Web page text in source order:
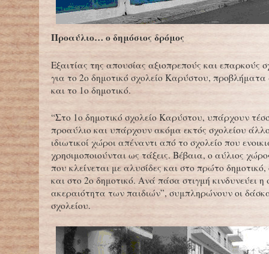
Προαύλιο… ο δημόσιος δρόμος
Εξαιτίας της απουσίας αξιοπρεπούς και επαρκούς
για το 2ο δημοτικό σχολείο Καρύστου, προβλήματα
και το 1ο δημοτικό.
“Στο 1ο δημοτικό σχολείο Καρύστου, υπάρχουν
προαύλιο και υπάρχουν ακόμα εκτός σχολείου
ιδιωτικοί χώροι απέναντι από το σχολείο που
χρησιμοποιούνται ως τάξεις. Βέβαια, ο αύλιος
που κλείνεται με αλυσίδες και στο πρώτο δημοτικό,
και στο 2ο δημοτικό. Ανά πάσα στιγμή κινδυνεύει η
ακεραιότητα των παιδιών”, συμπληρώνουν οι
σχολείου.